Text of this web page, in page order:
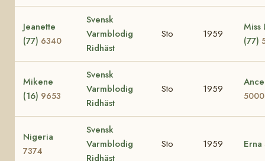
Jeanette
(77) 6340
Svensk
Varmblodig
Ridhäst
Sto 1959
Miss
(77)
Mikene
(16) 9653
Svensk
Varmblodig
Ridhäst
Sto 1959
5000
Nigeria
7374
Svensk
Varmblodig
Ridhäst
Sto 1959 Erna